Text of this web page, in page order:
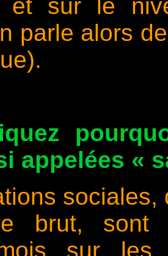
et sur le
parle alors
appelées «
brut, sont
sur les